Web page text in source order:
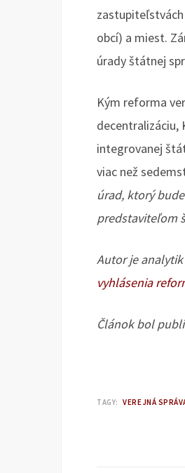
obcí) a miest.
úrady štátnej
Kým reforma
decentralizáciu,
integrovanej
viac než
úrad, ktorý
predstaviteľom
Autor je
vyhlásenia
Článok bol
TAGY: VEREJNÁ